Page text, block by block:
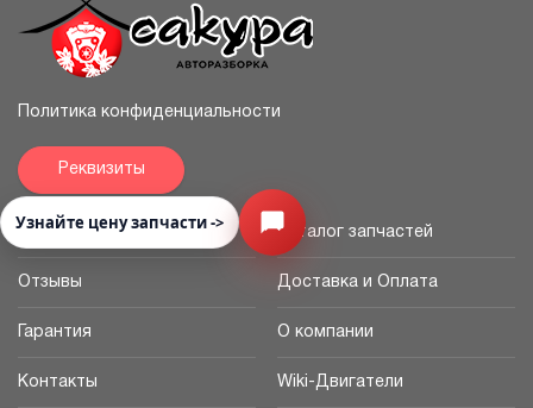
Узнайте цену запчасти -> Открыть меню
Политика конфиденциальности
Реквизиты
Главная Каталог запчастей
Отзывы Доставка и Оплата
Гарантия О компании
Контакты Wiki-Двигатели